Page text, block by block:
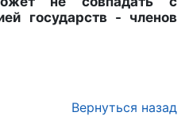
государств - членов
Вернуться назад